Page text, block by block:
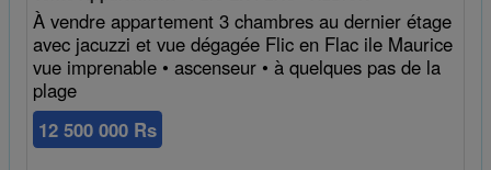
À vendre appartement 3 chambres au dernier étage
avec jacuzzi et vue dégagée Flic en Flac ile Maurice
vue imprenable • ascenseur • à quelques pas de la
plage
12 500 000 Rs